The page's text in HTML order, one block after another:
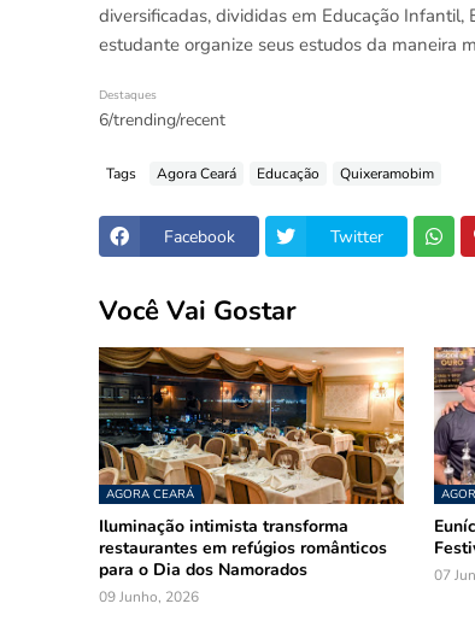
diversificadas, divididas em Educação
estudante organize seus estudos da maneira
Destaques
6/trending/recent
Tags Agora Ceará Educação Quixeramobim
Facebook Twitter
Você Vai Gostar
AGORA CEARÁ
Iluminação intimista transforma
restaurantes em refúgios românticos
para o Dia dos Namorados
09 Junho, 2026
07